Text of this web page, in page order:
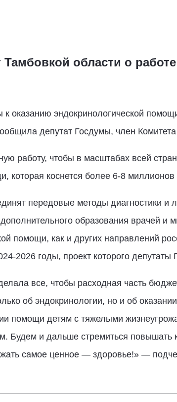
области о
к оказанию эндокринологической
депутат Госдумы, член
работу, чтобы в масштабах всей
которая коснется более 6-8
передовые методы диагностики и
образования врачей и
помощи, как и других направлений
2026 годы, проект которого депутаты
все, чтобы расходная часть
об эндокринологии, но и об
помощи детям с тяжелыми
Будем и дальше стремиться повышать
самое ценное — здоровье!» —